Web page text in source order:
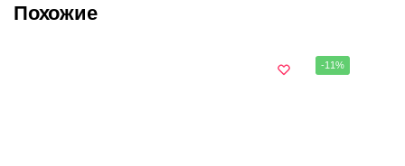
Похожие
-11%